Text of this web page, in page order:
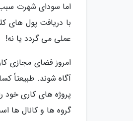
اما سودای شهرت سبب
با دریافت پول های
عملی می گردد یا نه!
امروز فضای مجازی
آگاه شوند. طبیعتاً
پروژه های کاری خود
گروه ها و کانال ها